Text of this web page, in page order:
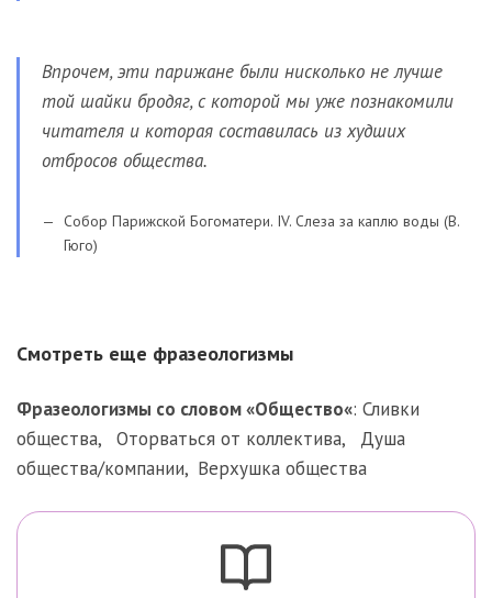
Впрочем, эти парижане были нисколько не лучше
той шайки бродяг, с которой мы уже познакомили
читателя и которая составилась из худших
отбросов общества.
Собор Парижской Богоматери. IV. Слеза за каплю воды (В.
Гюго)
Смотреть еще фразеологизмы
Фразеологизмы со словом «Общество«: Сливки
общества, Оторваться от коллектива, Душа
общества/компании, Верхушка общества